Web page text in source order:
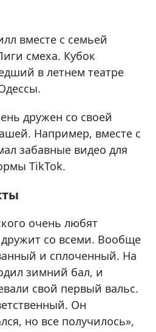
вместе с семьей
смеха. Кубок
в летнем театре
дружен со своей
Например, вместе с
забавные видео для
TikTok.
очень любят
со всеми. Вообще
и сплоченный. На
зимний бал, и
свой первый вальс.
Он
но все получилось»,